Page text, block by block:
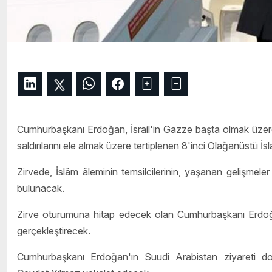
Cumhurbaşkanı Erdoğan, İsrail'in Gazze başta olmak
saldırılarını ele almak üzere tertiplenen 8'inci Olağanüstü
Zirvede, İslâm âleminin temsilcilerinin, yaşanan
bulunacak.
Zirve oturumuna hitap edecek olan Cumhurbaşkanı
gerçekleştirecek.
Cumhurbaşkanı Erdoğan'ın Suudi Arabistan ziyareti